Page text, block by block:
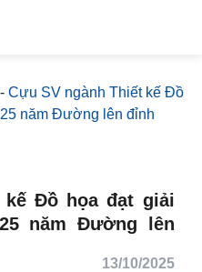
- Cựu SV ngành Thiết kế Đồ
năm Đường lên đỉnh
kế Đồ họa đạt giải
năm Đường lên
13/10/2025